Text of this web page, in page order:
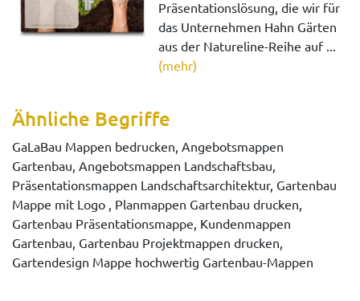
Präsentationslösung, die wir für
das Unternehmen Hahn Gärten
aus der Natureline-Reihe auf ...
(mehr)
Ähnliche Begriffe
GaLaBau Mappen bedrucken, Angebotsmappen
Gartenbau, Angebotsmappen Landschaftsbau,
Präsentationsmappen Landschaftsarchitektur, Gartenbau
Mappe mit Logo , Planmappen Gartenbau drucken,
Gartenbau Präsentationsmappe, Kundenmappen
Gartenbau, Gartenbau Projektmappen drucken,
Gartendesign Mappe hochwertig Gartenbau-Mappen